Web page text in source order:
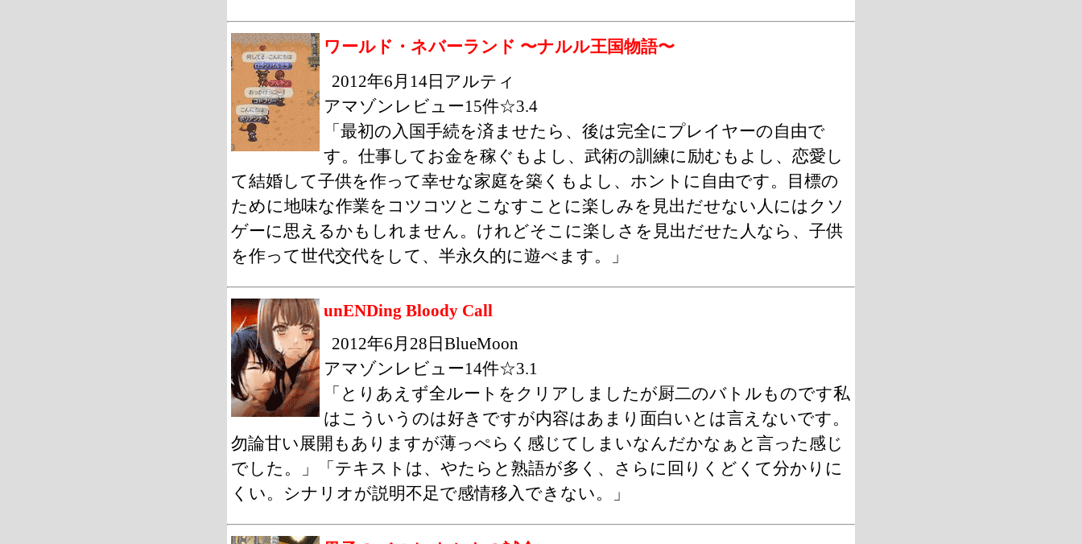
ワールド・ネバーランド 〜ナルル王国物語〜
2012年6月14日アルティ
アマゾンレビュー15件☆3.4
「最初の入国手続を済ませたら、後は完全にプレイヤーの自由で
す。仕事してお金を稼ぐもよし、武術の訓練に励むもよし、恋愛し
て結婚して子供を作って幸せな家庭を築くもよし、ホントに自由です。目標の
ために地味な作業をコツコツとこなすことに楽しみを見出だせない人にはクソ
ゲーに思えるかもしれません。けれどそこに楽しさを見出だせた人なら、子供
を作って世代交代をして、半永久的に遊べます。」
unENDing Bloody Call
2012年6月28日BlueMoon
アマゾンレビュー14件☆3.1
「とりあえず全ルートをクリアしましたが厨二のバトルものです私
はこういうのは好きですが内容はあまり面白いとは言えないです。
勿論甘い展開もありますが薄っぺらく感じてしまいなんだかなぁと言った感じ
でした。」「テキストは、やたらと熟語が多く、さらに回りくどくて分かりに
くい。シナリオが説明不足で感情移入できない。」